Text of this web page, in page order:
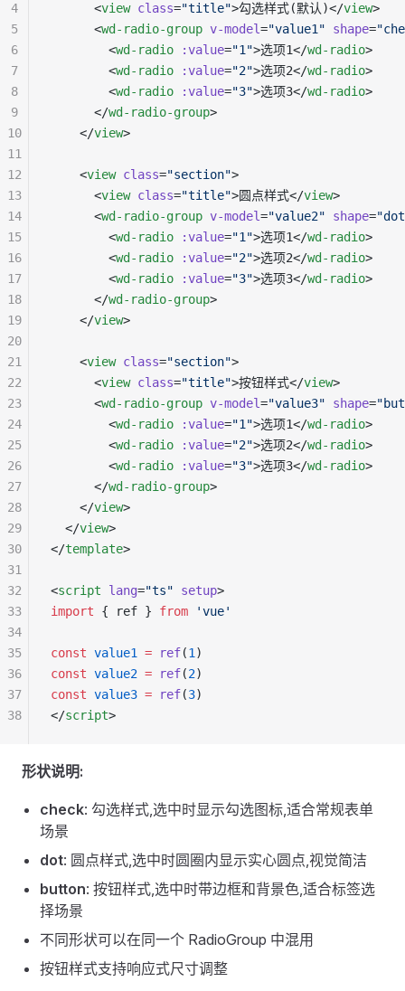
      <
view class="title">勾选样式(默认)</view>
      <
wd-radio-group v-model="value1" shape=
        <
wd-radio :value="1">选项1</wd-radio>
        <
wd-radio :value="2">选项2</wd-radio>
        <
wd-radio :value="3">选项3</wd-radio>
      </
wd-radio-group>
    </
view>
    <
view class="section">
      <
view class="title">圆点样式</view>
      <
wd-radio-group v-model="value2" shape=
        <
wd-radio :value="1">选项1</wd-radio>
        <
wd-radio :value="2">选项2</wd-radio>
        <
wd-radio :value="3">选项3</wd-radio>
      </
wd-radio-group>
    </
view>
    <
view class="section">
      <
view class="title">按钮样式</view>
      <
wd-radio-group v-model="value3" shape=
        <
wd-radio :value="1">选项1</wd-radio>
        <
wd-radio :value="2">选项2</wd-radio>
        <
wd-radio :value="3">选项3</wd-radio>
      </
wd-radio-group>
    </
view>
  </
view>
</template>
<script lang="ts" setup>
import { ref } from 'vue'
const value1 = ref(1 )
const value2 = ref(2)
const value3 = ref(3)
</script>
4
5
6
7
8
9
10
11
12
13
14
15
16
17
18
19
20
21
22
23
24
25
26
27
28
29
30
31
32
33
34
35
36
37
38
形状说明:
check: 勾选样式,选中时显示勾选图标,适合常规表单
场景
dot: 圆点样式,选中时圆圈内显示实心圆点,视觉简洁
button: 按钮样式,选中时带边框和背景色,适合标签选
择场景
不同形状可以在同一个 RadioGroup 中混用
按钮样式支持响应式尺寸调整